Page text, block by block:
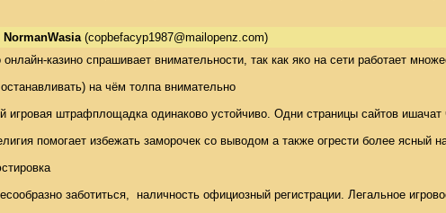
NormanWasia (copbefacyp1987@mailopenz.com)
онлайн-казино спрашивает внимательности, так как яко на сети работает
на чём толпа внимательно
игровая штрафплощадка одинаково устойчиво. Одни страницы сайтов
помогает избежать заморочек со выводом а также огрести более
заботиться,  наличность официозный регистрации. Легальное